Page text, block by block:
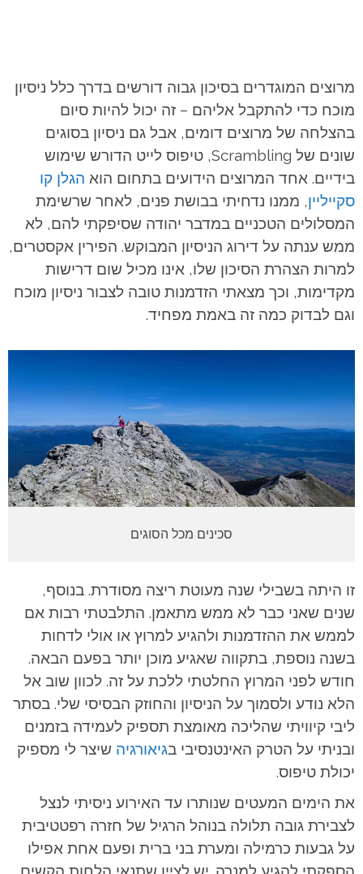
מרוצים המוגדרים בסיכון גבוה דורשים בדרך כלל ניסיון
מוכח כדי להתקבל אליהם – זה יכול להיות סיום
בהצלחה של מרוצים דומים, אבל גם ניסיון בסוגים
שונים של Scrambling, טיפוס לייט הדורש שימוש
בידיים. אחד המרוצים הידועים בתחום הוא הגלן קו
סקייליין, ממנו נדחיתי בבושת פנים, לאחר שרשימת
המסלולים הטכניים במדבר יהודה שסיפקתי להם, לא
ממש ענתה על דירוג הניסיון המבוקש. הפירין אקסטרים,
למרות הצהרת הסיכון שלו, אינו מכיל שום דרישות
מקדימות, וכך מצאתי הזדמנות טובה לצבור ניסיון מוכח
וגם לבדוק כמה זה באמת מפחיד.
סכינים מכל הסוגים
זו היתה בשבילי שנה מעוטת ריצה מסודרת. בנוסף,
שנים שאני כבר לא ממש מתאמן. התלבטתי רבות אם
לממש את ההזדמנות ולהגיע למרוץ או אולי לדחות
בשנה נוספת, בתקווה שאגיע מוכן יותר בפעם הבאה.
חודש לפני המרוץ החלטתי ללכת על זה. לכוון שוב אל
הלא נודע ולסמוך על הניסיון והחוזק הבסיסי שלי. בסתר
ליבי קיוויתי שהליכה מאומצת תספיק לעמידה בזמנים
ובניתי על הטרק האינטנסיבי בגיאורגיה שיצר לי מספיק
יכולת טיפוס.
את הימים המעטים שנותרו עד האירוע ניסיתי לנצל
לצבירת גובה תלולה בנוהל הרגיל של חזרה רפטטיבית
על גבעות כרמילה ומערת בני ברית ופעם אחת אפילו
הספקתי להגיע למנרה. יש לציין שתנאי הלחות הקשים